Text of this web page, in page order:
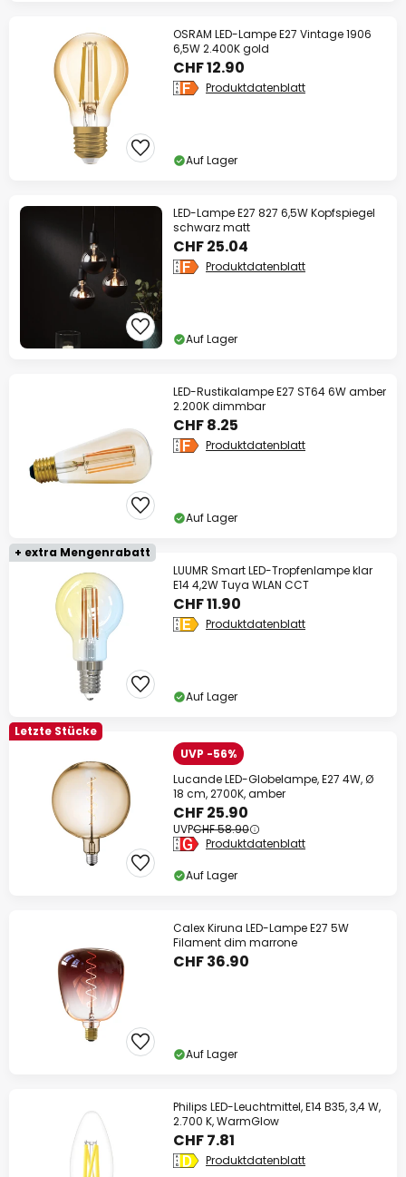
OSRAM LED-Lampe E27 Vintage 1906
6,5W 2.400K gold
CHF 12.90
Produktdatenblatt
Auf Lager
LED-Lampe E27 827 6,5W Kopfspiegel
schwarz matt
CHF 25.04
Produktdatenblatt
Auf Lager
LED-Rustikalampe E27 ST64 6W amber
2.200K dimmbar
CHF 8.25
Produktdatenblatt
Auf Lager
+ extra Mengenrabatt
LUUMR Smart LED-Tropfenlampe klar
E14 4,2W Tuya WLAN CCT
CHF 11.90
Produktdatenblatt
Auf Lager
Letzte Stücke
UVP -56%
Lucande LED-Globelampe, E27 4W, Ø
18 cm, 2700K, amber
CHF 25.90
UVPCHF 58.90
Produktdatenblatt
Auf Lager
Calex Kiruna LED-Lampe E27 5W
Filament dim marrone
CHF 36.90
Auf Lager
Philips LED-Leuchtmittel, E14 B35, 3,4 W,
2.700 K, WarmGlow
CHF 7.81
Produktdatenblatt